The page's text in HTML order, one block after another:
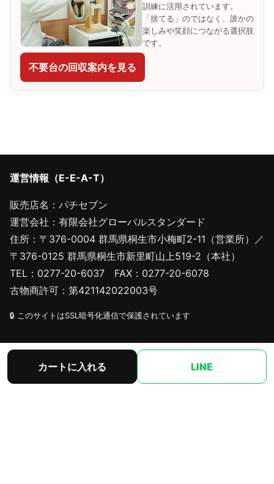
訓練に活用されています。
「捨てる」のではなく、誰かの
楽しみや笑顔につながる選択肢
です。
不要台の回収案内を見る
カートに入れる LINE
運営情報（E-E-A-T）
販売店名：パチセブン
運営会社：有限会社グローバルスタンダード
住所：〒376-0004 群馬県桐生市小梅町2-11（営業所）／
〒376-0125 群馬県桐生市新里町山上519-2（本社）
TEL：0277-20-6037 FAX：0277-20-6078
古物商許可：第421142022003号
🔒 このサイトはSSL暗号化通信で保護されています
サイト内リンク
HOME